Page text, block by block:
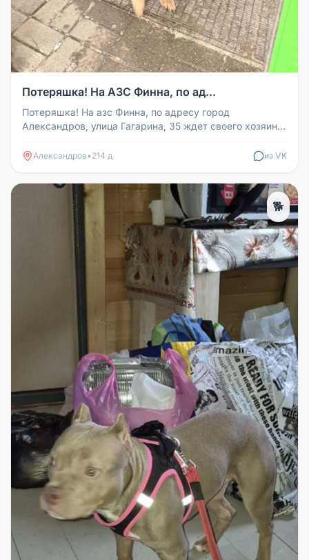
Потеряшка! На АЗС Финна, по ад...
Потеряшка! На азс Финна, по адресу город
Александров, улица Гагарина, 35 ждет своего хозяина
Александров• 214 д из VK
🐕